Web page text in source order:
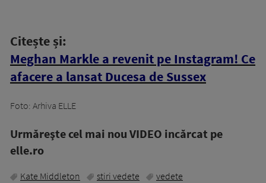
Citește și:
Meghan Markle a revenit pe Instagram! Ce
afacere a lansat Ducesa de Sussex
Foto: Arhiva ELLE
Urmăreşte cel mai nou VIDEO incărcat pe
elle.ro
Kate Middleton stiri vedete vedete